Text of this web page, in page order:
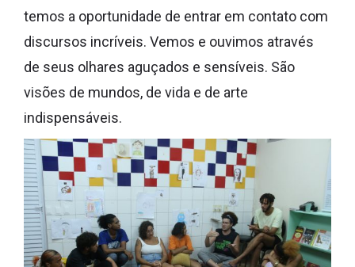
temos a oportunidade de entrar em contato com
discursos incríveis. Vemos e ouvimos através
de seus olhares aguçados e sensíveis. São
visões de mundos, de vida e de arte
indispensáveis.